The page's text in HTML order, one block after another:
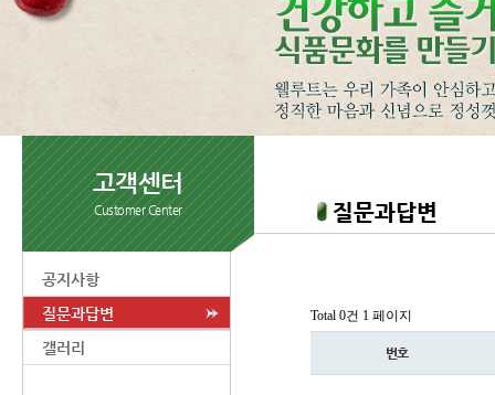
고객센터
Customer Center
공지사항
질문과답변
갤러리
질문과답변
Total 0건 1 페이지
번호